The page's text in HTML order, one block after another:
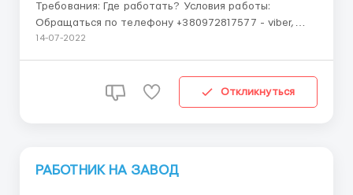
Требования: Где работать? Условия работы:
Обращаться по телефону +380972817577 - viber,
telegram, whatsapp *Чехия! ⚡️Маляр❗️ на ŠKODA
26 700 крон +...
14-07-2022
Откликнуться
РАБОТНИК НА ЗАВОД